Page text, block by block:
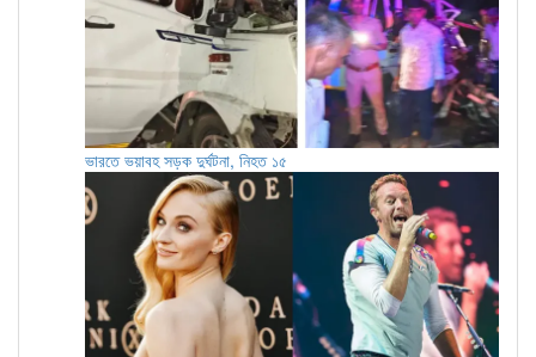
ভারতে ভয়াবহ সড়ক দুর্ঘটনা, নিহত ১৫